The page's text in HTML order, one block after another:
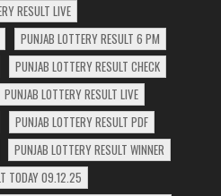
RESULT LIVE
PUNJAB LOTTERY RESULT 6 PM
PUNJAB LOTTERY RESULT CHECK
PUNJAB LOTTERY RESULT LIVE
PUNJAB LOTTERY RESULT PDF
PUNJAB LOTTERY RESULT WINNER
TODAY 09.12.25